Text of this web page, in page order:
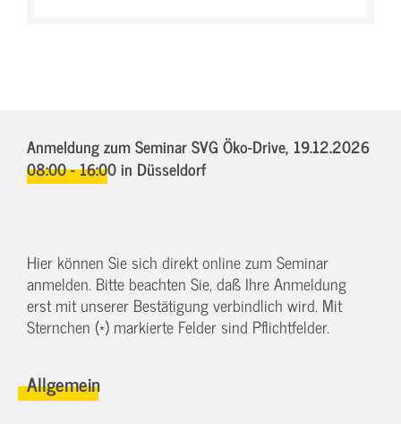
Anmeldung zum Seminar SVG Öko-Drive, 19.12.2026
08:00 - 16:00in Düsseldorf
Hier können Sie sich direkt online zum Seminar
anmelden. Bitte beachten Sie, daß Ihre Anmeldung
erst mit unserer Bestätigung verbindlich wird. Mit
Sternchen (*) markierte Felder sind Pflichtfelder.
Allgemein